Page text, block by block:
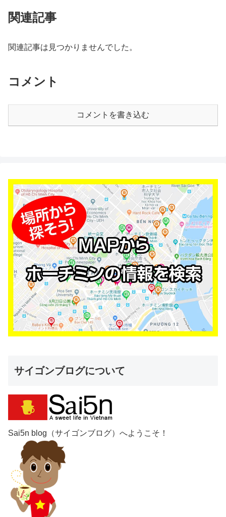
関連記事
関連記事は見つかりませんでした。
コメント
コメントを書き込む
サイゴンブログについて
Sai5n blog（サイゴンブログ）へようこそ！